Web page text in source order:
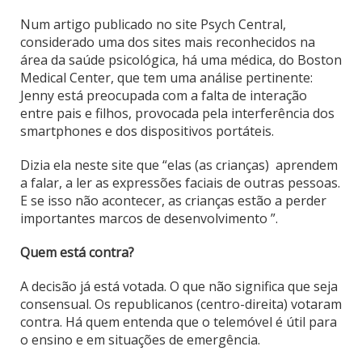
Num artigo publicado no site Psych Central,
considerado uma dos sites mais reconhecidos na
área da saúde psicológica, há uma médica, do Boston
Medical Center, que tem uma análise pertinente:
Jenny está preocupada com a falta de interação
entre pais e filhos, provocada pela interferência dos
smartphones e dos dispositivos portáteis.
Dizia ela neste site que “elas (as crianças) aprendem
a falar, a ler as expressões faciais de outras pessoas.
E se isso não acontecer, as crianças estão a perder
importantes marcos de desenvolvimento ”.
Quem está contra?
A decisão já está votada. O que não significa que seja
consensual. Os republicanos (centro-direita) votaram
contra. Há quem entenda que o telemóvel é útil para
o ensino e em situações de emergência.